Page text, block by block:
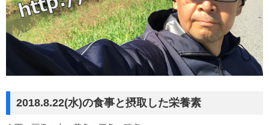
2018.8.22(水)の食事と摂取した栄養素